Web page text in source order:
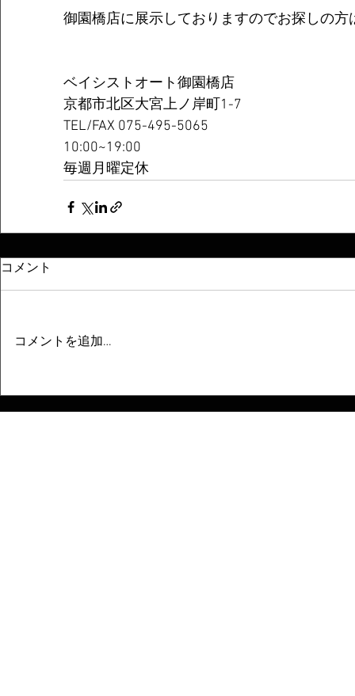
御園橋店に展示しておりますのでお探しの
ベイシストオート御園橋店
京都市北区大宮上ノ岸町1-7
TEL/FAX 075-495-5065
10:00~19:00
毎週月曜定休
コメント
コメントを追加…